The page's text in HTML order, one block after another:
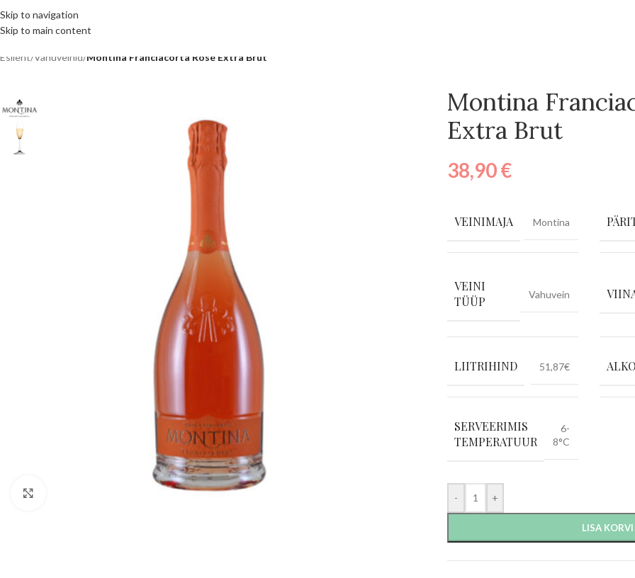
Skip to navigation
Skip to main content
Esileht/Vahuveinid/Montina Franciacorta Rosé Extra Brut
Montina
Extra Brut
38,90€
VEINIMAJA Montina
VEINI
TÜÜP
Vahuvein
LIITRIHIND 51,87€
SERVEERIMIS
TEMPERATUUR
6-
8°C
- +
LISA KORVI